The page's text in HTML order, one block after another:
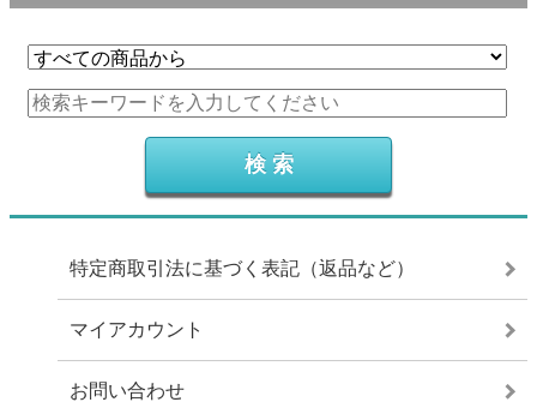
特定商取引法に基づく表記（返品など）
マイアカウント
お問い合わせ